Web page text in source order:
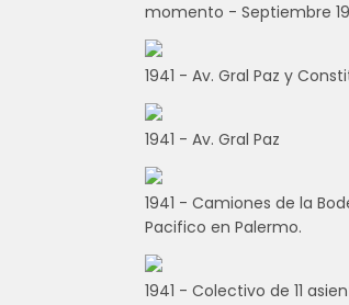
momento - Septiembre
1941 - Av. Gral Paz y
1941 - Av. Gral Paz
1941 - Camiones de la
Pacifico en Palermo.
1941 - Colectivo de 11